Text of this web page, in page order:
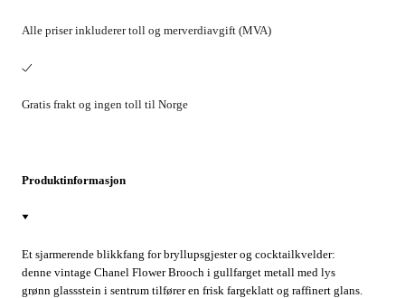
Alle priser inkluderer toll og merverdiavgift (MVA)
Gratis frakt og ingen toll til Norge
Produktinformasjon
Et sjarmerende blikkfang for bryllupsgjester og cocktailkvelder:
denne vintage Chanel Flower Brooch i gullfarget metall med lys
grønn glassstein i sentrum tilfører en frisk fargeklatt og raffinert glans.